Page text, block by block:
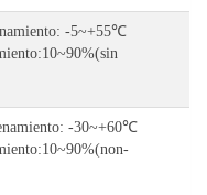
-5~+55℃
-30~+60℃